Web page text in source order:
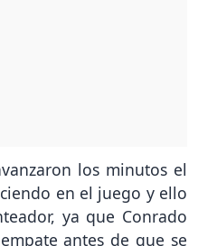
los minutos el
en el juego y ello
ya que Conrado
antes de que se